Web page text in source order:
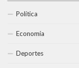
Política
Economía
Deportes